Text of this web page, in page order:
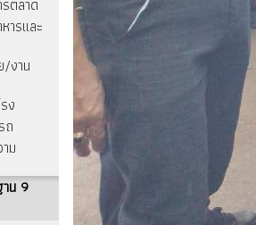
ตลาด
ารและ
/งาน
ง
ถ
ม
น 9